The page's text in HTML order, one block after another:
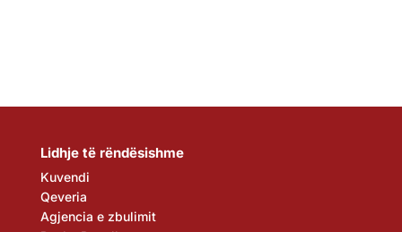
Lidhje të rëndësishme
Kuvendi
Qeveria
Agjencia e zbulimit